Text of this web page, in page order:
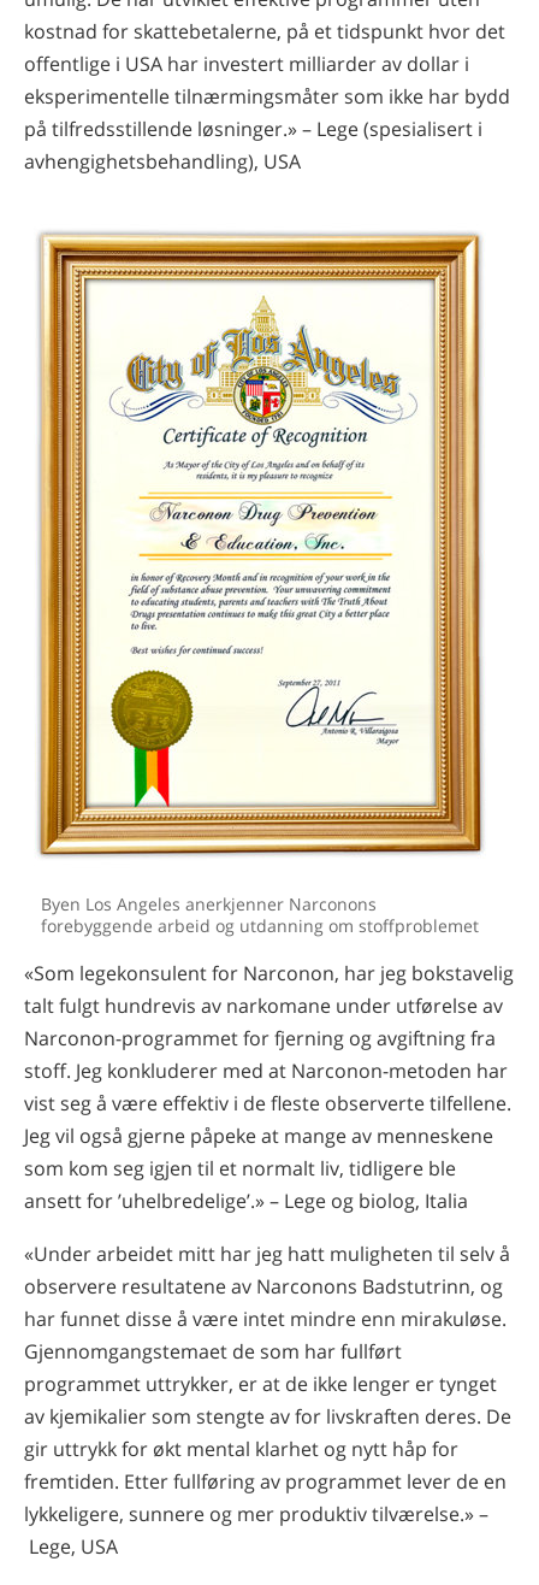
kostnad for skattebetalerne, på et tidspunkt hvor det
offentlige i USA har investert milliarder av dollar i
eksperimentelle tilnærmingsmåter som ikke har bydd
på tilfredsstillende løsninger.» – Lege (spesialisert i
avhengighetsbehandling), USA
Byen Los Angeles anerkjenner Narconons
forebyggende arbeid og utdanning om stoffproblemet
«Som legekonsulent for Narconon, har jeg bokstavelig
talt fulgt hundrevis av narkomane under utførelse av
Narconon-programmet for fjerning og avgiftning fra
stoff. Jeg konkluderer med at Narconon-metoden har
vist seg å være effektiv i de fleste observerte tilfellene.
Jeg vil også gjerne påpeke at mange av menneskene
som kom seg igjen til et normalt liv, tidligere ble
ansett for ’uhelbredelige’.» – Lege og biolog, Italia
«Under arbeidet mitt har jeg hatt muligheten til selv å
observere resultatene av Narconons Badstutrinn, og
har funnet disse å være intet mindre enn mirakuløse.
Gjennomgangstemaet de som har fullført
programmet uttrykker, er at de ikke lenger er tynget
av kjemikalier som stengte av for livskraften deres. De
gir uttrykk for økt mental klarhet og nytt håp for
fremtiden. Etter fullføring av programmet lever de en
lykkeligere, sunnere og mer produktiv tilværelse.» –
Lege, USA